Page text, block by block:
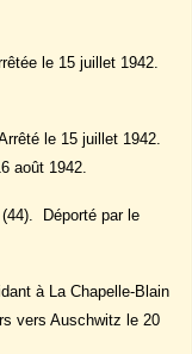
le 15 juillet 1942.
le 15 juillet 1942.
août 1942.
Déporté par le
à La Chapelle-Blain
vers Auschwitz le 20